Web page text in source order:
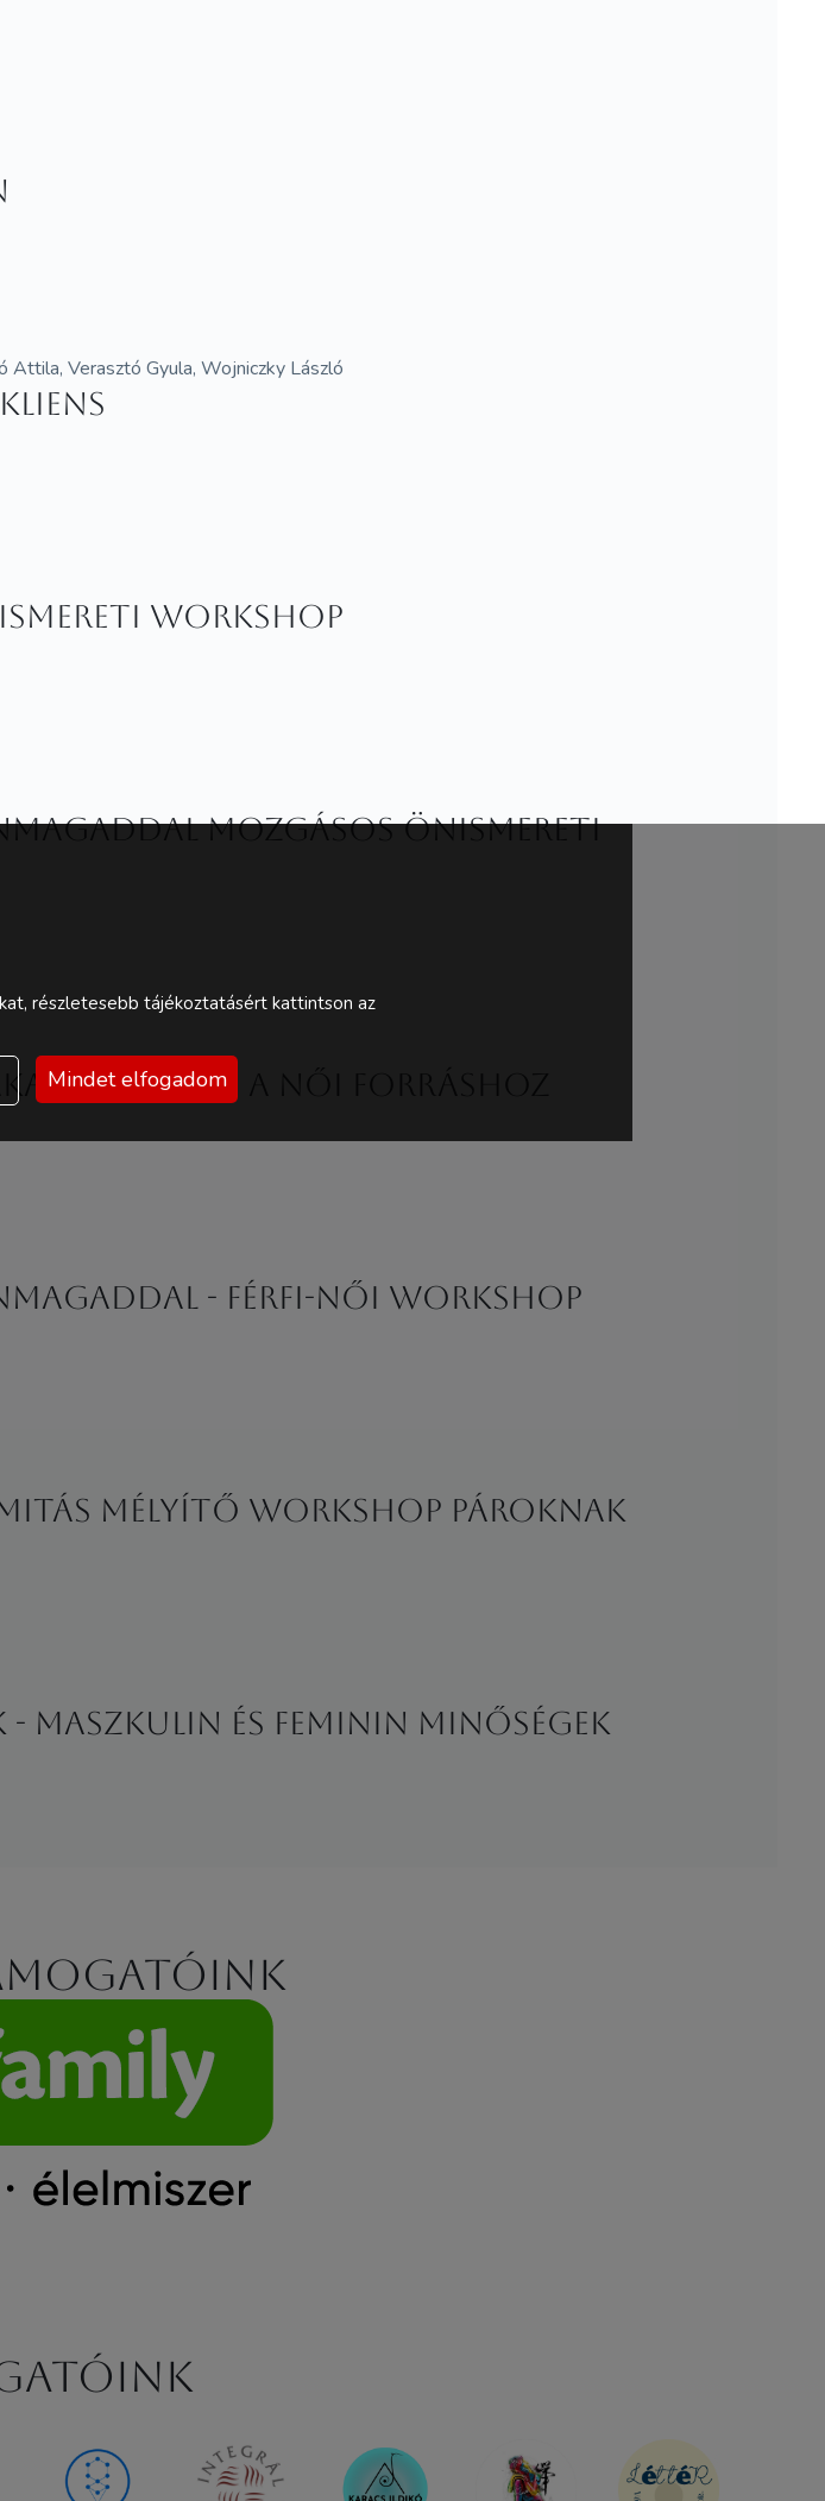
Attila, Verasztó Gyula, Wojniczky László
WORKSHOP
mozgásos önismereti
a női forráshoz
- férfi-női workshop
mélyítő workshop pároknak
maszkulin és feminin minőségek
részletesebb tájékoztatásért kattintson az
Mindet elfogadom